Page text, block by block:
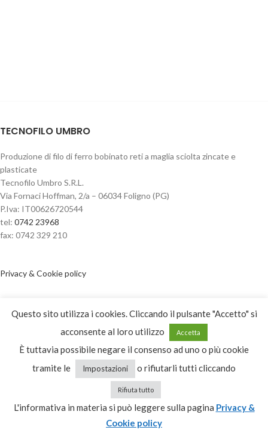
TECNOFILO UMBRO
Produzione di filo di ferro bobinato reti a maglia sciolta zincate e
plasticate
Tecnofilo Umbro S.R.L.
Via Fornaci Hoffman, 2/a – 06034 Foligno (PG)
P.Iva: IT00626720544
tel: 0742 23968
fax: 0742 329 210
Privacy & Cookie policy
Dichiarazione di accessibilità
ORARI APERTURA
dal Lunedì al Venerdì
Questo sito utilizza i cookies. Cliccando il pulsante "Accetto" si
acconsente al loro utilizzo
Accetta
È tuttavia possibile negare il consenso ad uno o più cookie
tramite le
Impostazioni o rifiutarli tutti cliccando
Rifiuta tutto
L'informativa in materia si può leggere sulla pagina Privacy &
Cookie policy